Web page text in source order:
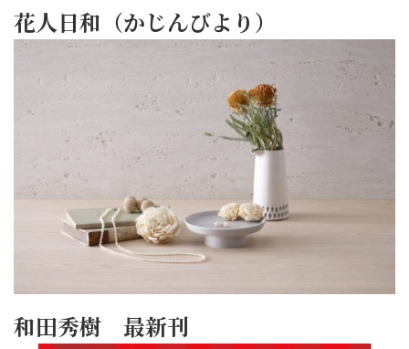
花人日和（かじんびより）
和田秀樹 最新刊